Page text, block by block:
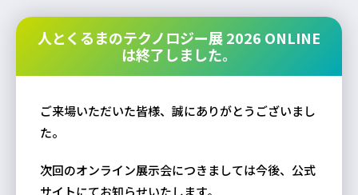
人とくるまのテクノロジー展 2026 ONLINE
は終了しました。
ご来場いただいた皆様、誠にありがとうございまし
た。
次回のオンライン展示会につきましては今後、公式